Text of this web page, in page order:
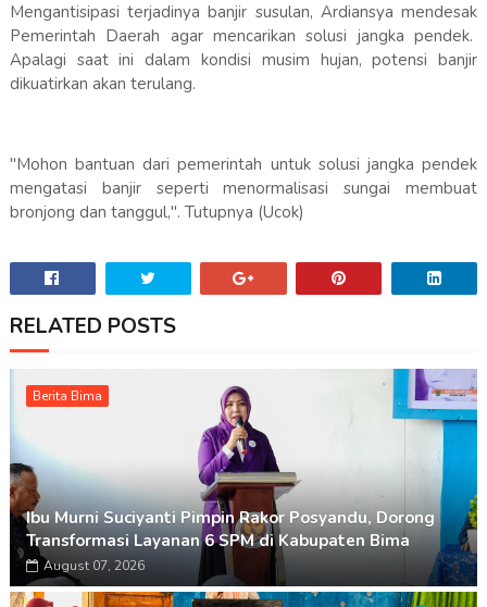
Mengantisipasi terjadinya banjir susulan, Ardiansya mendesak
Pemerintah Daerah agar mencarikan solusi jangka pendek.
Apalagi saat ini dalam kondisi musim hujan, potensi banjir
dikuatirkan akan terulang.
"Mohon bantuan dari pemerintah untuk solusi jangka pendek
mengatasi banjir seperti menormalisasi sungai membuat
bronjong dan tanggul,". Tutupnya (Ucok)
RELATED POSTS
Berita Bima
Ibu Murni Suciyanti Pimpin Rakor Posyandu, Dorong
Transformasi Layanan 6 SPM di Kabupaten Bima
August 07, 2026